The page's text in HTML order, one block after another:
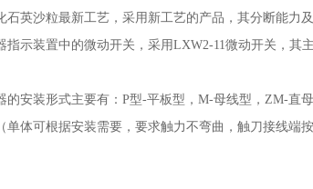
石英沙粒最新工艺，采用新工艺的产品，其分断能力
指示装置中的微动开关，采用LXW2-11微动开关，其
的安装形式主要有： P型-平板型， M-母线型， ZM-直
单体可根据安装需要，要求触力不弯曲，触刀接线端按